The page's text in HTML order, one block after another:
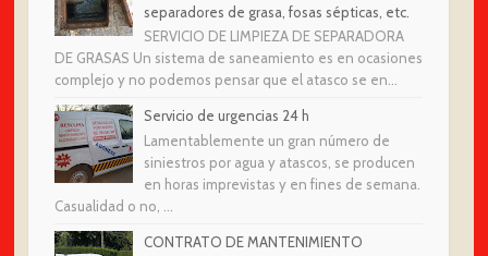
separadores de grasa, fosas sépticas, etc.
SERVICIO DE LIMPIEZA DE SEPARADORA
DE GRASAS Un sistema de saneamiento es en ocasiones
complejo y no podemos pensar que el atasco se en...
Servicio de urgencias 24 h
Lamentablemente un gran número de
siniestros por agua y atascos, se producen
en horas imprevistas y en fines de semana.
Casualidad o no, ...
CONTRATO DE MANTENIMIENTO